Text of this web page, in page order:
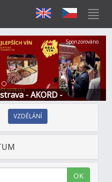
- AKORD -
Další
Sponzorováno
VZDĚLÁNÍ
OK